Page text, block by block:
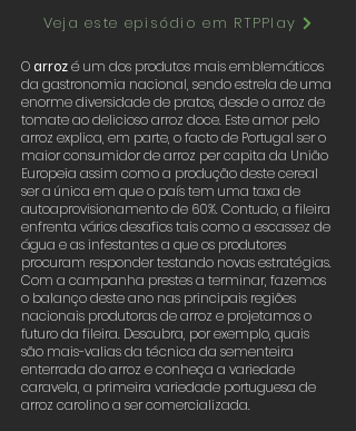
Veja este episódio em RTPPlay
O arrozé um dos produtos mais emblemáticos
da gastronomia nacional, sendo estrela de uma
enorme diversidade de pratos, desde o arroz de
tomate ao delicioso arroz doce. Este amor pelo
arroz explica, em parte, o facto de Portugal ser o
maior consumidor de arroz per capita da União
Europeia assim como a produção deste cereal
ser a única em que o país tem uma taxa de
autoaprovisionamento de 60%. Contudo, a fileira
enfrenta vários desafios tais como a escassez de
água e as infestantes a que os produtores
procuram responder testando novas estratégias.
Com a campanha prestes a terminar, fazemos
o balanço deste ano nas principais regiões
nacionais produtoras de arroz e projetamos o
futuro da fileira. Descubra, por exemplo, quais
são mais-valias da técnica da sementeira
enterrada do arroz e conheça a variedade
caravela, a primeira variedade portuguesa de
arroz carolino a ser comercializada.